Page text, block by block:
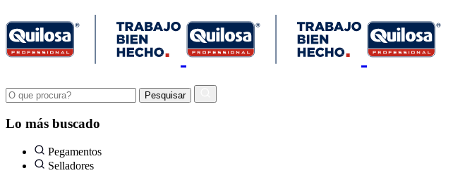
Lo más buscado
Pegamentos
Selladores